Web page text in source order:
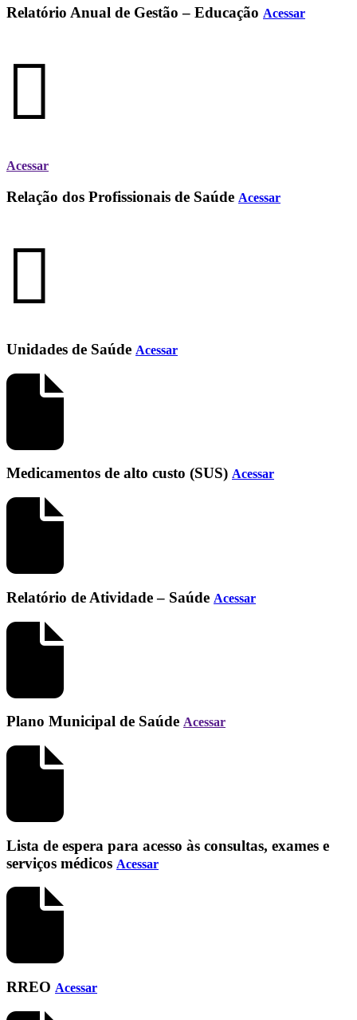
Relatório Anual de Gestão – Educação Acessar
Acessar
Relação dos Profissionais de Saúde Acessar
Unidades de Saúde Acessar
Medicamentos de alto custo (SUS) Acessar
Relatório de Atividade – Saúde Acessar
Plano Municipal de Saúde Acessar
Lista de espera para acesso às consultas, exames e
serviços médicos Acessar
RREO Acessar